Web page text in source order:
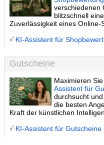
verschiedenen
blitzschnell
Zuverlässigkeit eines Online-
KI-Assistent für
Gutscheine
Maximieren
Assistent für
durchsucht
die besten
Kraft der künstlichen
KI-Assistent für Gutscheine